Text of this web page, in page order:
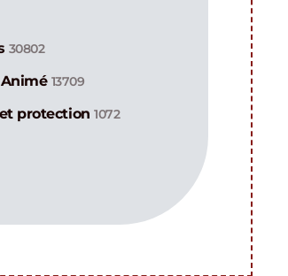
30802
13709
protection1072